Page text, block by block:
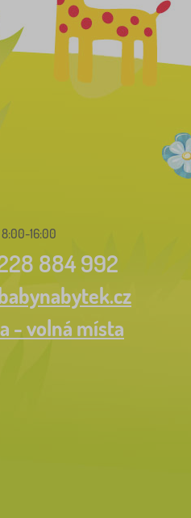
8:00-16:00
884 992
- volná místa